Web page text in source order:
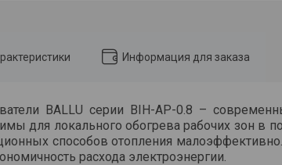
Информация для заказа
BALLU серии BIH-AP-0.8 –
для локального обогрева рабочих зон в
способов отопления
расхода электроэнергии.